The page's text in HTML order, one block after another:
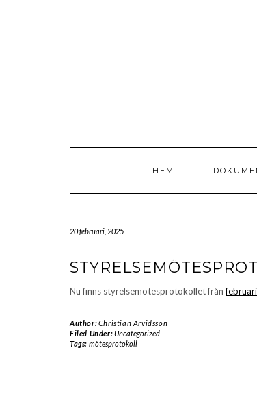
HEM
20 februari, 2025
Nu finns styrelsemötesprotokollet frånfebruari
Author:Christian Arvidsson
Filed Under:Uncategorized
Tags: mötesprotokoll